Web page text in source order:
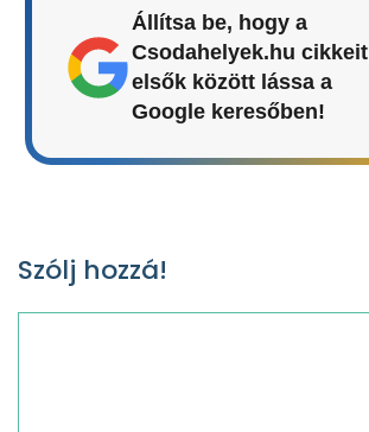
Állítsa be, hogy a
Csodahelyek.hu
elsők között lássa a
Google keresőben!
Szólj hozzá!